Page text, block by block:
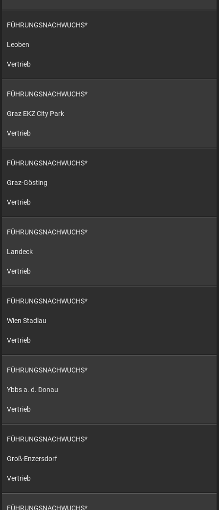
FÜHRUNGSNACHWUCHS*
Leoben
Vertrieb
FÜHRUNGSNACHWUCHS*
Graz EKZ City Park
Vertrieb
FÜHRUNGSNACHWUCHS*
Graz-Gösting
Vertrieb
FÜHRUNGSNACHWUCHS*
Landeck
Vertrieb
FÜHRUNGSNACHWUCHS*
Wien Stadlau
Vertrieb
FÜHRUNGSNACHWUCHS*
Ybbs a. d. Donau
Vertrieb
FÜHRUNGSNACHWUCHS*
Groß-Enzersdorf
Vertrieb
FÜHRUNGSNACHWUCHS*